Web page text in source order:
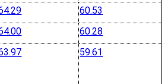
60.53
60.28
59.61